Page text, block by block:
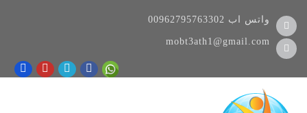
00962795763302 واتس اب
mobt3ath1@gmail.com